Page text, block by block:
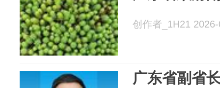
创作者_1H21
广东省副省